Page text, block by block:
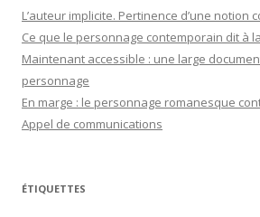
L’auteur implicite. Pertinence d’une notion
Ce que le personnage contemporain dit à
Maintenant accessible : une large
personnage
En marge : le personnage romanesque
Appel de communications
ÉTIQUETTES